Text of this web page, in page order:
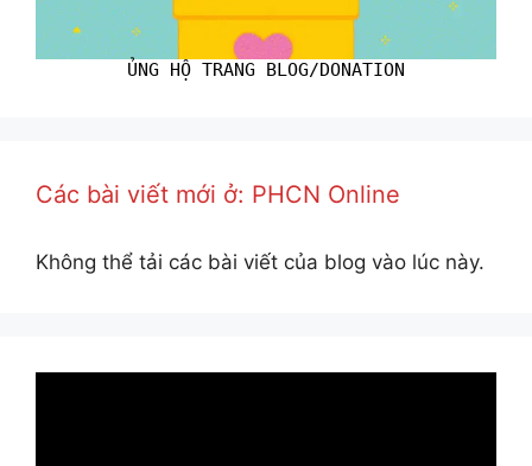
ỦNG HỘ TRANG BLOG/DONATION
Các bài viết mới ở: PHCN Online
Không thể tải các bài viết của blog vào lúc này.